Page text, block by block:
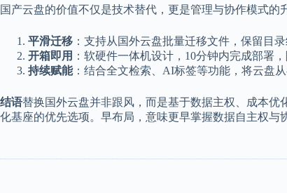
国产云盘的价值不仅是技术替代，更是管理与协作模式的
平滑迁移 ：支持从国外云盘批量迁移文件，保留目
开箱即用 ：软硬件一体机设计，10分钟内完成部署
持续赋能：结合全文检索、AI标签等功能，将云盘
结语替换国外云盘并非跟风，而是基于数据主权、成本
化基座的优先选项。早布局，意味更早掌握数据自主权与